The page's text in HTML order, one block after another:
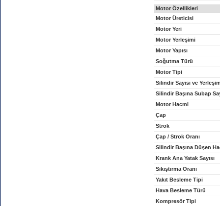
Motor Özellikleri
Motor Üreticisi
Motor Yeri
Motor Yerleşimi
Motor Yapısı
Soğutma Türü
Motor Tipi
Silindir Sayısı ve
Silindir Başına Subap
Motor Hacmi
Çap
Strok
Çap / Strok Oranı
Silindir Başına Düşen
Krank Ana Yatak Sayısı
Sıkıştırma Oranı
Yakıt Besleme Tipi
Hava Besleme Türü
Kompresör Tipi